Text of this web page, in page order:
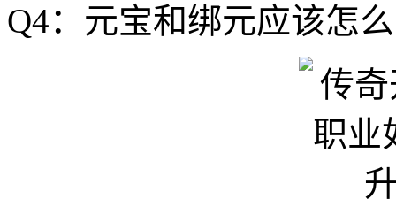
Q4：元宝和绑元应该怎